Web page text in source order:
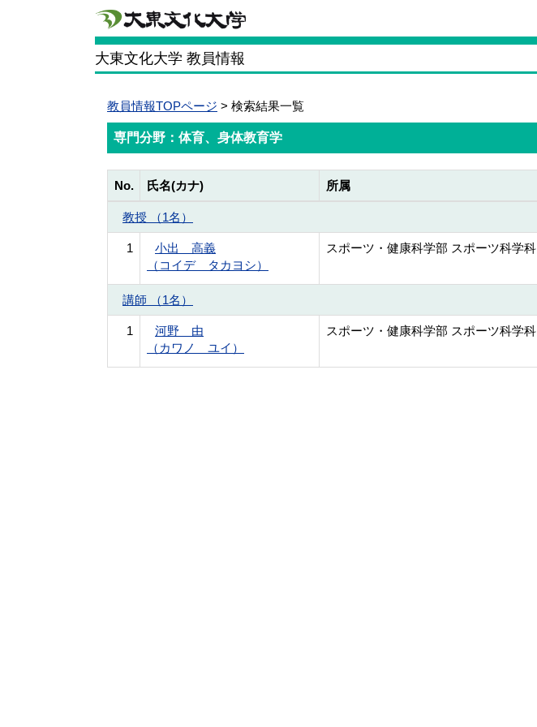
大東文化大学 教員情報
教員情報TOPページ > 検索結果一覧
専門分野：体育、身体教育学
No. 氏名(カナ) 所属
教授 （1名）
1
小出 高義
（コイデ タカヨシ）
スポーツ・健康科学部 スポーツ科学科
講師 （1名）
1
河野 由
（カワノ ユイ）
スポーツ・健康科学部 スポーツ科学科